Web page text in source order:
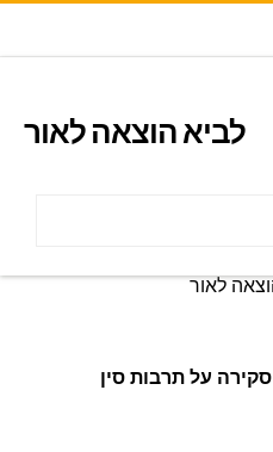
לביא הוצאה לאור
סקירה על תרבות סין